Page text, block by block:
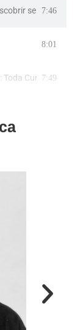
se Ela é Para
7:46
8:01
Toda Cura é
7:49